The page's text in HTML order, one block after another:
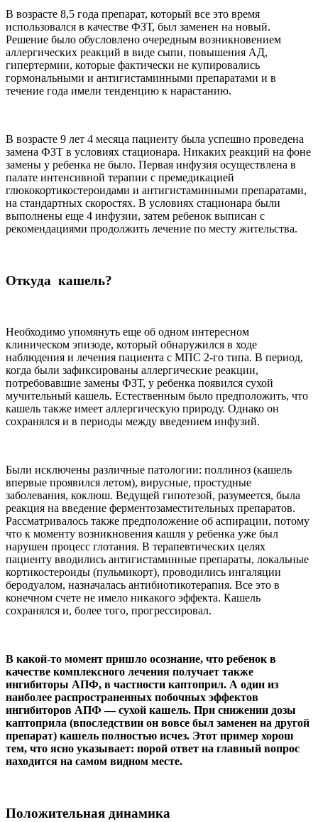
В возрасте 8,5 года препарат, который все это время
использовался в качестве ФЗТ, был заменен на новый.
Решение было обусловлено очередным возникновением
аллергических реакций в виде сыпи, повышения АД,
гипертермии, которые фактически не купировались
гормональными и антигистаминными препаратами и в
течение года имели тенденцию к нарастанию.
В возрасте 9 лет 4 месяца пациенту была успешно проведена
замена ФЗТ в условиях стационара. Никаких реакций на фоне
замены у ребенка не было. Первая инфузия осуществлена в
палате интенсивной терапии с премедикацией
глюкокортикостероидами и антигистаминными препаратами,
на стандартных скоростях. В условиях стационара были
выполнены еще 4 инфузии, затем ребенок выписан с
рекомендациями продолжить лечение по месту жительства.
Откуда кашель?
Необходимо упомянуть еще об одном интересном
клиническом эпизоде, который обнаружился в ходе
наблюдения и лечения пациента с МПС 2-го типа. В период,
когда были зафиксированы аллергические реакции,
потребовавшие замены ФЗТ, у ребенка появился сухой
мучительный кашель. Естественным было предположить, что
кашель также имеет аллергическую природу. Однако он
сохранялся и в периоды между введением инфузий.
Были исключены различные патологии: поллиноз (кашель
впервые проявился летом), вирусные, простудные
заболевания, коклюш. Ведущей гипотезой, разумеется, была
реакция на введение ферментозаместительных препаратов.
Рассматривалось также предположение об аспирации, потому
что к моменту возникновения кашля у ребенка уже был
нарушен процесс глотания. В терапевтических целях
пациенту вводились антигистаминные препараты, локальные
кортикостероиды (пульмикорт), проводились ингаляции
беродуалом, назначалась антибиотикотерапия. Все это в
конечном счете не имело никакого эффекта. Кашель
сохранялся и, более того, прогрессировал.
В какой-то момент пришло осознание, что ребенок в
качестве комплексного лечения получает также
ингибиторы АПФ, в частности каптоприл. А один из
наиболее распространенных побочных эффектов
ингибиторов АПФ — сухой кашель. При снижении дозы
каптоприла (впоследствии он вовсе был заменен на другой
препарат) кашель полностью исчез. Этот пример хорош
тем, что ясно указывает: порой ответ на главный вопрос
находится на самом видном месте.
Положительная динамика